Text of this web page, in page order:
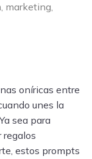
marketing,
oníricas entre
unes la
sea para
regalos
estos prompts